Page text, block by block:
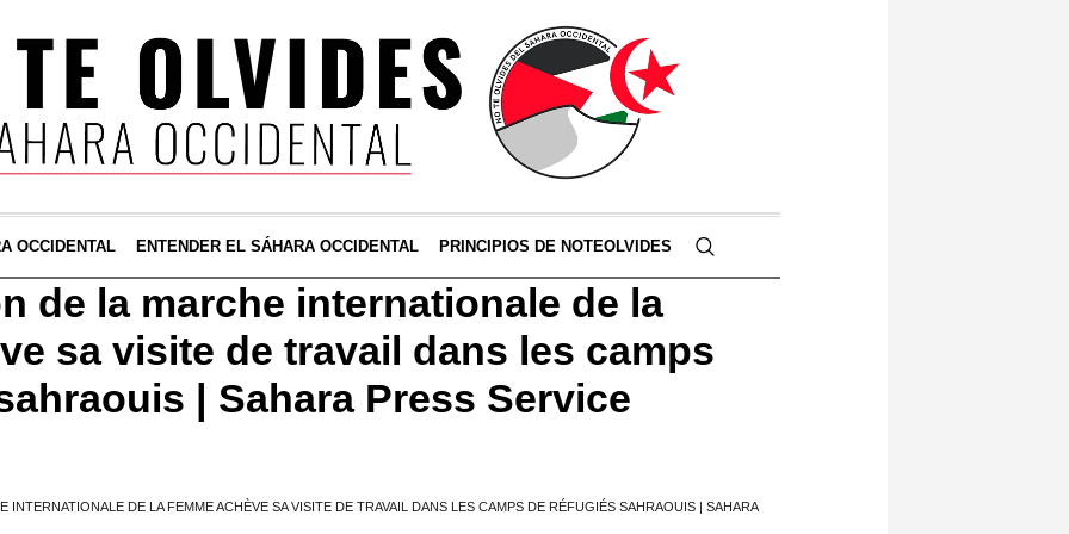
OCCIDENTAL ENTENDER EL SÁHARA OCCIDENTAL PRINCIPIOS DE NOTEOLVIDES
de la marche internationale de la
sa visite de travail dans les camps
| Sahara Press Service
INTERNATIONALE DE LA FEMME ACHÈVE SA VISITE DE TRAVAIL DANS LES CAMPS DE RÉFUGIÉS SAHRAOUIS | SAHARA